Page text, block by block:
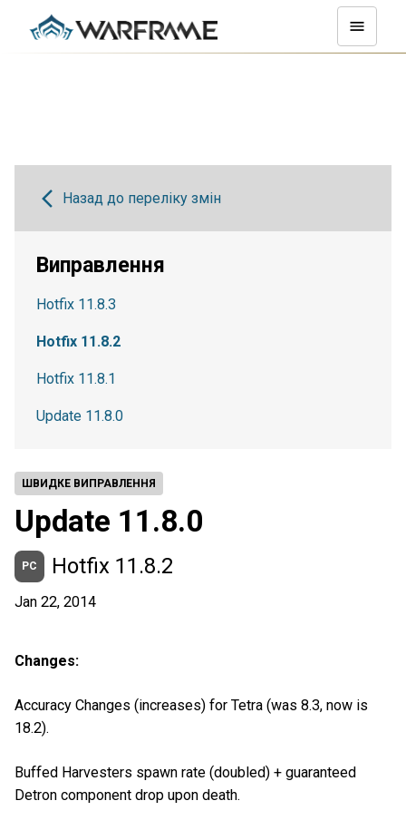
ШВИДКЕ ВИПРАВЛЕННЯ
Update 11.8.0
PC Hotfix 11.8.2
Jan 22, 2014
Changes:
Accuracy Changes (increases) for Tetra (was 8.3, now is
18.2).
Buffed Harvesters spawn rate (doubled) + guaranteed
Detron component drop upon death.
Назад до переліку змін
Виправлення
Hotfix 11.8.3
Hotfix 11.8.2
Hotfix 11.8.1
Update 11.8.0